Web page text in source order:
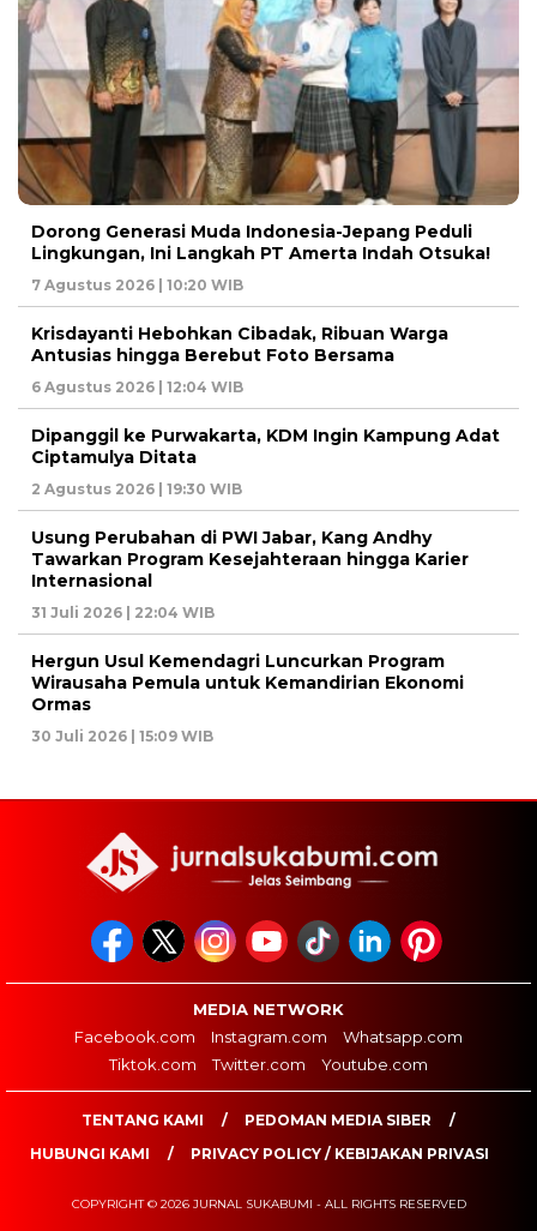
Dorong Generasi Muda Indonesia-Jepang Peduli
Lingkungan, Ini Langkah PT Amerta Indah Otsuka!
7 Agustus 2026 | 10:20 WIB
Krisdayanti Hebohkan Cibadak, Ribuan Warga
Antusias hingga Berebut Foto Bersama
6 Agustus 2026 | 12:04 WIB
Dipanggil ke Purwakarta, KDM Ingin Kampung Adat
Ciptamulya Ditata
2 Agustus 2026 | 19:30 WIB
Usung Perubahan di PWI Jabar, Kang Andhy
Tawarkan Program Kesejahteraan hingga Karier
Internasional
31 Juli 2026 | 22:04 WIB
Hergun Usul Kemendagri Luncurkan Program
Wirausaha Pemula untuk Kemandirian Ekonomi
Ormas
30 Juli 2026 | 15:09 WIB
MEDIA NETWORK
Facebook.com
Instagram.com
Whatsapp.com
Tiktok.com
Twitter.com Youtube.com
TENTANG KAMI
PEDOMAN MEDIA SIBER
HUBUNGI KAMI
PRIVACY POLICY / KEBIJAKAN PRIVASI
COPYRIGHT © 2026 JURNAL SUKABUMI - ALL RIGHTS RESERVED